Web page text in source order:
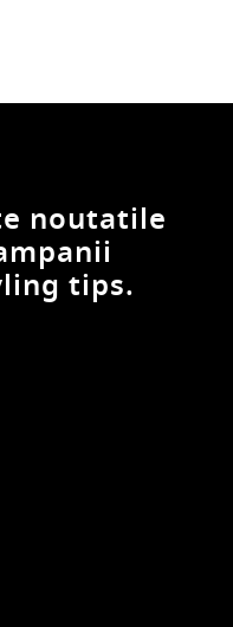
noutatile
tips.